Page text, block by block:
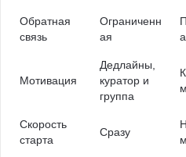
Обратная
связь
Ограниченн
ая
Мотивация
Дедлайны,
куратор и
группа
Скорость
старта
Сразу